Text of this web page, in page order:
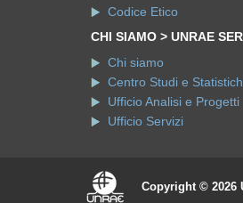
Codice Etico
CHI SIAMO > UNRAE
Chi siamo
Centro Studi e
Ufficio Analisi e Progetti
Ufficio Servizi
Copyright © 2026